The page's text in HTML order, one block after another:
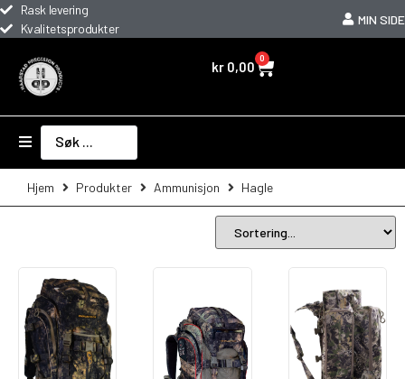
Rask levering
Kvalitetsprodukter
MIN SIDE
kr 0,00
0
Hjem Produkter Ammunisjon Hagle